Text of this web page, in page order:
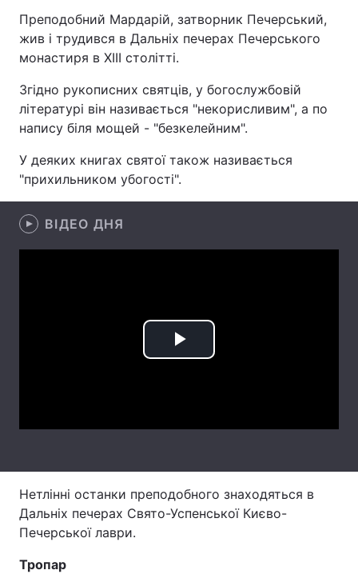
Головна Війна
Україна Політика
Спорт
Відео з Youtube Статті
Інтерв'ю Думки
Преподобний Мардарій, затворник Печерський,
жив і трудився в Дальніх печерах Печерського
монастиря в XIII столітті.
Згідно рукописних святців, у богослужбовій
літературі він називається "некорисливим", а по
напису біля мощей - "безкелейним".
У деяких книгах святої також називається
"прихильником убогості".
ВІДЕО ДНЯ
Play
Нетлінні останки преподобного знаходяться в
Дальніх печерах Свято-Успенської Києво-
Печерської лаври.
Тропар